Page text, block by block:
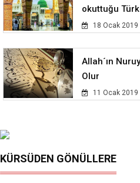
okuttuğu
18 Ocak 2019
Allah´ın
Olur
11 Ocak 2019
KÜRSÜDEN GÖNÜLLERE